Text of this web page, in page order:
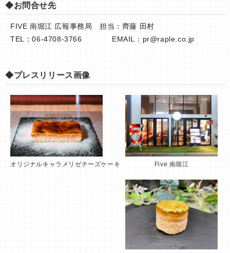
◆お問合せ先
FIVE 南堀江 広報事務局 担当：齊藤 田村
TEL：06-4708-3766 EMAIL： pr@raple.co.jp
◆プレスリリース画像
オリジナルキャラメリゼチーズケーキ Five 南堀江